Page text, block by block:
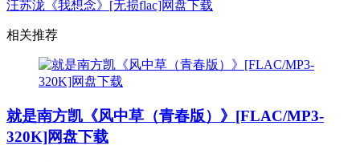
汪苏泷《我想念》[无损flac]网盘下载
相关推荐
就是南方凯《风中草（青春版）》[FLAC/MP3-
320K]网盘下载